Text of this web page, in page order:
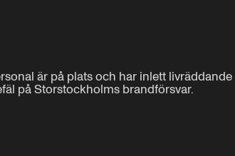
är på plats och har inlett livräddande
på Storstockholms brandförsvar.